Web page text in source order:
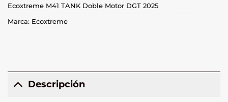
Ecoxtreme M41 TANK Doble Motor DGT 2025
Marca: Ecoxtreme
Descripción